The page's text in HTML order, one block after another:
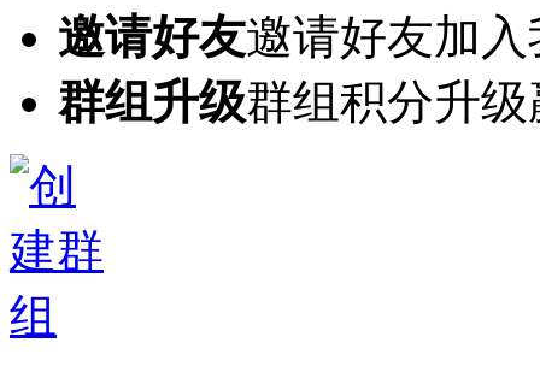
邀请好友邀请好友加
群组升级群组积分升